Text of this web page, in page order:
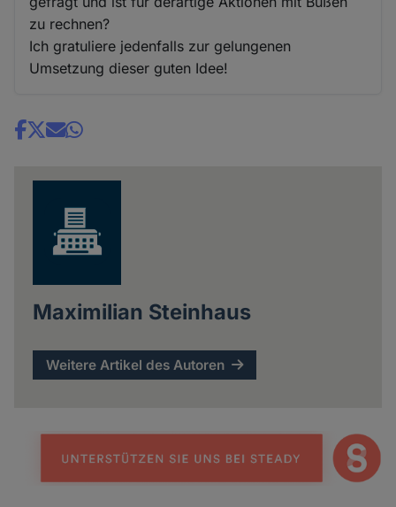
zu rechnen?
Ich gratuliere jedenfalls zur gelungenen
Umsetzung dieser guten Idee!
Share
Maximilian Steinhaus
Weitere Artikel des Autoren